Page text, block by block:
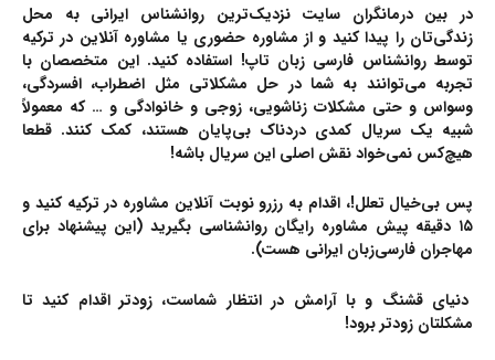
در بین درمانگران سایت نزدیک‌ترین روانشناس ایرانی به محل
زندگی‌تان را پیدا کنید و از مشاوره حضوری یا مشاوره آنلاین در ترکیه
توسط روانشناس فارسی زبان تاپ! استفاده کنید. این متخصصان با
تجربه می‌توانند به شما در حل مشکلاتی مثل اضطراب، افسردگی،
وسواس و حتی مشکلات زناشویی، زوجی و خانوادگی و … که معمولاً
شبیه یک سریال کمدی دردناک بی‌پایان هستند، کمک کنند. قطعا
هیچ‌کس نمی‌خواد نقش اصلی این سریال باشه!
پس بی‌خیال تعلل!، اقدام به رزرو نوبت آنلاین مشاوره در ترکیه کنید و
۱۵ دقیقه پیش مشاوره رایگان روانشناسی بگیرید (این پیشنهاد برای
مهاجران فارسی‌زبان ایرانی هست).
دنیای قشنگ و با آرامش در انتظار شماست، زودتر اقدام کنید تا
مشکلتان زودتر برود!